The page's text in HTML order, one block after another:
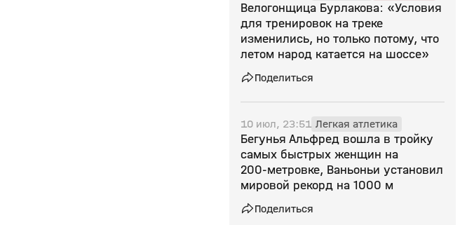
Велогонщица Бурлакова: «Условия
для тренировок на треке
изменились, но только потому, что
летом народ катается на шоссе»
Поделиться
10 июл, 23:51 Легкая атлетика
Бегунья Альфред вошла в тройку
самых быстрых женщин на
200‑метровке, Ваньоньи установил
мировой рекорд на 1000 м
Поделиться